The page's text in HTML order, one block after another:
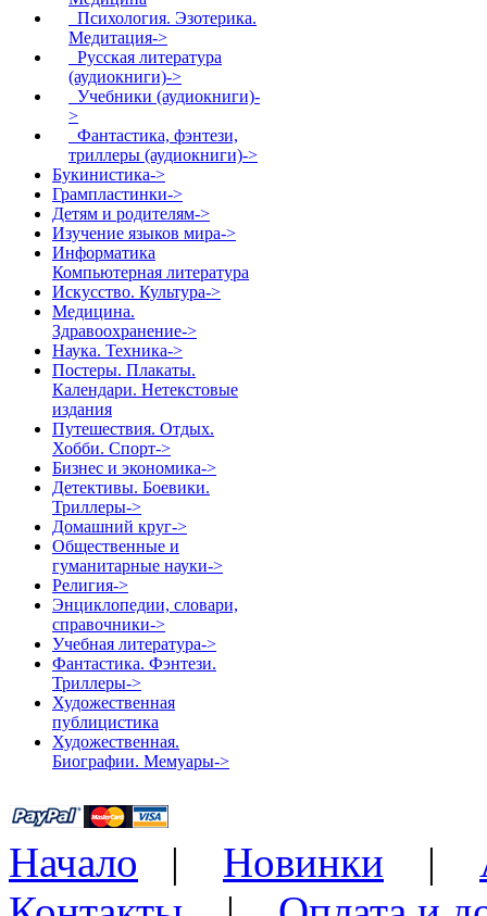
Психология. Эзотерика.
Медитация->
Русская литература
(аудиокниги)->
Учебники (аудиокниги)-
>
Фантастика, фэнтези,
триллеры (аудиокниги)->
Букинистика->
Грампластинки->
Детям и родителям->
Изучение языков мира->
Информатика
Компьютерная литература
Искусство. Культура->
Медицина.
Здравоохранение->
Наука. Техника->
Постеры. Плакаты.
Календари. Нетекстовые
издания
Путешествия. Отдых.
Хобби. Спорт->
Бизнес и экономика->
Детективы. Боевики.
Триллеры->
Домашний круг->
Общественные и
гуманитарные науки->
Религия->
Энциклопедии, словари,
справочники->
Учебная литература->
Фантастика. Фэнтези.
Триллеры->
Художественная
публицистика
Художественная.
Биографии. Мемуары->
Начало | Новинки |